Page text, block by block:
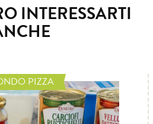
INTERESSARTI
PIZZA